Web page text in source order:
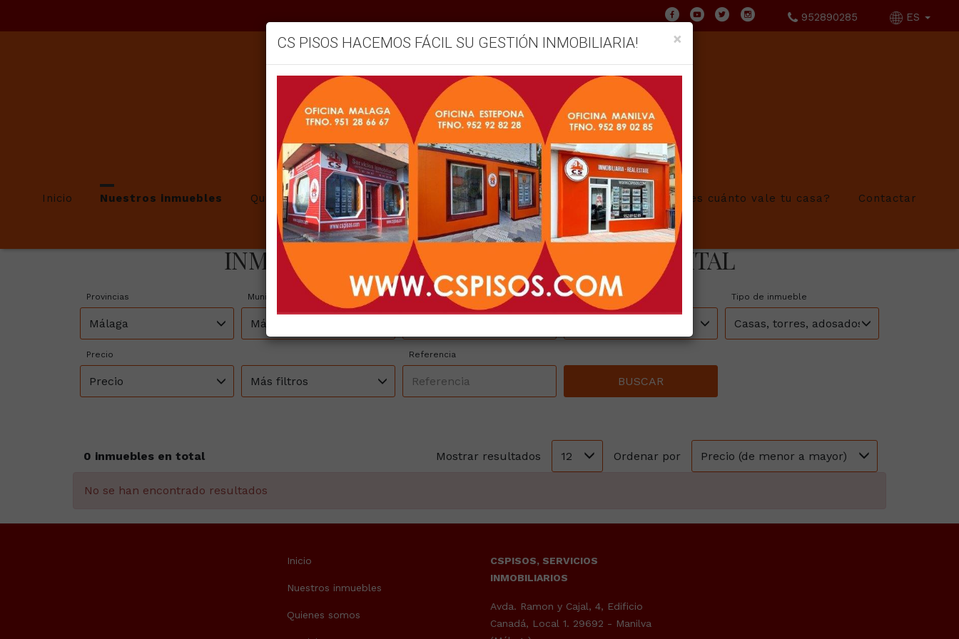
952890285 ES
Inicio Nuestros inmuebles Quienes somos Servicios Vendemos su inmueble Blog ¿Sabes cuánto vale tu casa? Contactar
INMUEBLES EN ALQUILER EN MÁLAGA CAPITAL
Provincias
Málaga
Municipios
Málaga Capital
Zonas Operación Tipo de inmueble
Casas, torres, adosados, chalets
Precio
Precio Más filtros
Referencia
BUSCAR
0 inmuebles en total Mostrar resultados 12 Ordenar por Precio (de menor a mayor)
No se han encontrado resultados
Inicio
Nuestros inmuebles
Quienes somos
CSPISOS, SERVICIOS
INMOBILIARIOS
Avda. Ramon y Cajal, 4, Edificio
Canadá, Local 1. 29692 - Manilva
×
CS PISOS HACEMOS FÁCIL SU GESTIÓN INMOBILIARIA!